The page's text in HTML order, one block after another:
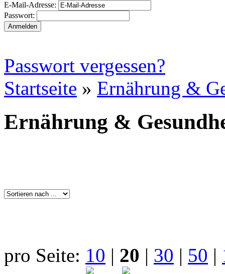
E-Mail-Adresse:
Passwort:
Passwort vergessen?
Startseite » Ernährung &
Ernährung &
pro Seite: 10 | 20 | 30 | 50 |